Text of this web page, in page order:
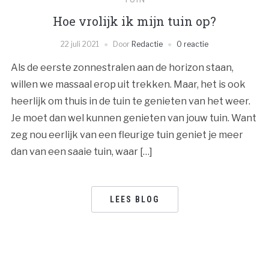
Hoe vrolijk ik mijn tuin op?
22 juli 2021 Door Redactie 0 reactie
Als de eerste zonnestralen aan de horizon staan,
willen we massaal erop uit trekken. Maar, het is ook
heerlijk om thuis in de tuin te genieten van het weer.
Je moet dan wel kunnen genieten van jouw tuin. Want
zeg nou eerlijk van een fleurige tuin geniet je meer
dan van een saaie tuin, waar […]
LEES BLOG